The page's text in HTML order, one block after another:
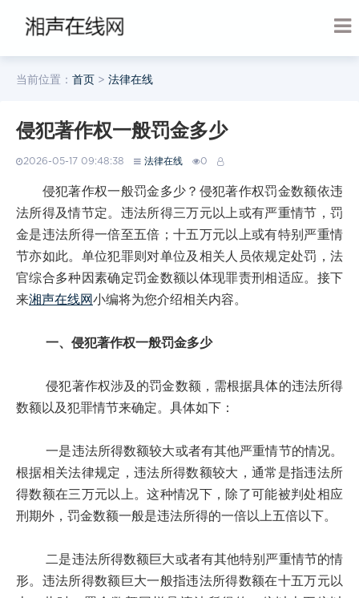
当前位置： 首页 > 法律在线
侵犯著作权一般罚金多少
2026-05-17 09:48:38 法律在线 0
侵犯著作权一般罚金多少？侵犯著作权罚金数额依违
法所得及情节定。违法所得三万元以上或有严重情节，罚
金是违法所得一倍至五倍；十五万元以上或有特别严重情
节亦如此。单位犯罪则对单位及相关人员依规定处罚，法
官综合多种因素确定罚金数额以体现罪责刑相适应。接下
来湘声在线网小编将为您介绍相关内容。
一、侵犯著作权一般罚金多少
侵犯著作权涉及的罚金数额，需根据具体的违法所得
数额以及犯罪情节来确定。具体如下：
一是违法所得数额较大或者有其他严重情节的情况。
根据相关法律规定，违法所得数额较大，通常是指违法所
得数额在三万元以上。这种情况下，除了可能被判处相应
刑期外，罚金数额一般是违法所得的一倍以上五倍以下。
二是违法所得数额巨大或者有其他特别严重情节的情
形。违法所得数额巨大一般指违法所得数额在十五万元以